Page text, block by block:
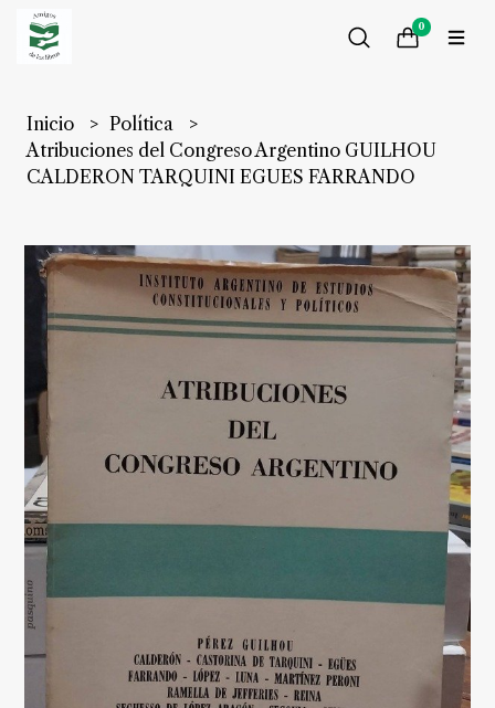
0
Inicio
Política
Atribuciones del Congreso Argentino GUILHOU
CALDERON TARQUINI EGUES FARRANDO